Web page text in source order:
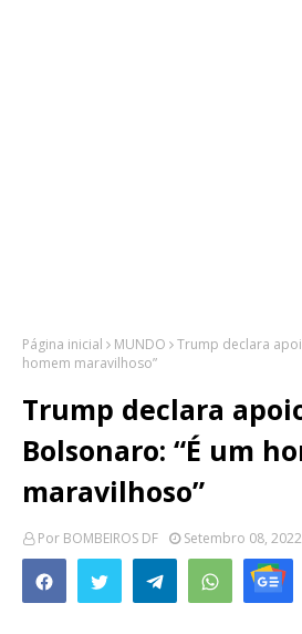
Página inicial MUNDO
Trump declara
homem maravilhoso”
Trump declara
Bolsonaro: “É um
maravilhoso”
Por BOMBEIROS DF Setembro 08, 2022